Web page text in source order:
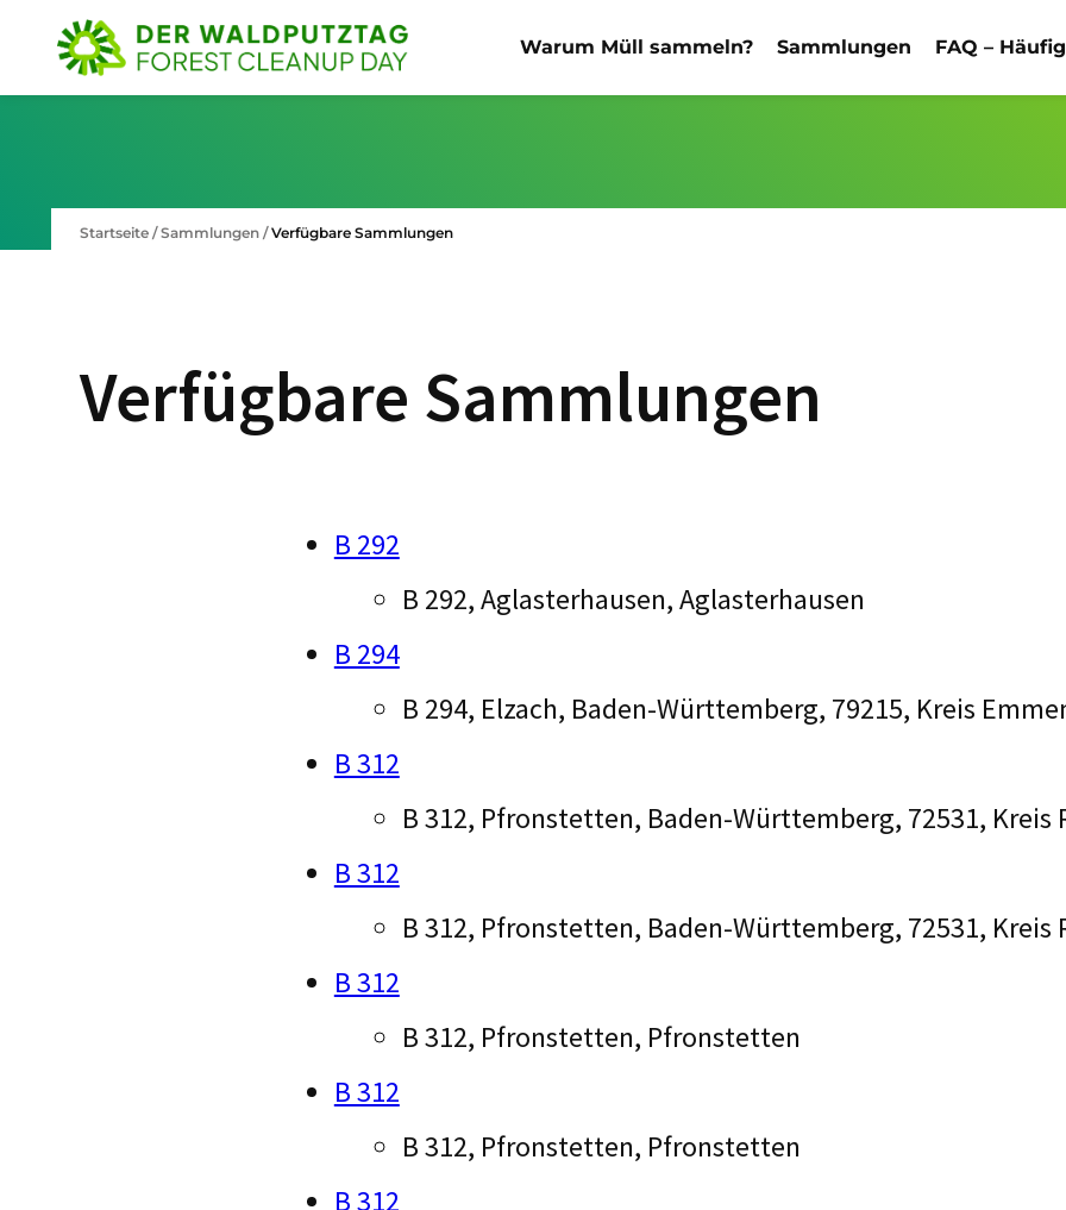
Warum Müll sammeln? Sammlungen FAQ –
Startseite / Sammlungen / Verfügbare Sammlungen
Verfügbare Sammlungen
B 292
B 292, Aglasterhausen, Aglasterhausen
B 294
B 294, Elzach, Baden-Württemberg, 79215, Kreis
B 312
B 312, Pfronstetten, Baden-Württemberg, 72531, Kreis
B 312
B 312, Pfronstetten, Baden-Württemberg, 72531, Kreis
B 312
B 312, Pfronstetten, Pfronstetten
B 312
B 312, Pfronstetten, Pfronstetten
B 312